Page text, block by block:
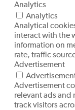
Analytics
Analytics
Analytical
interact with the
information on
rate, traffic
Advertisement
Advertisement
relevant ads and
track visitors